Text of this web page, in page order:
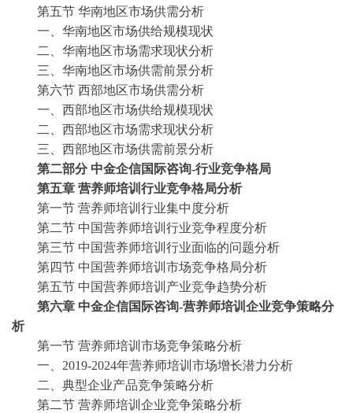
第五节 华南地区市场供需分析
一、华南地区市场供给规模现状
二、华南地区市场需求现状分析
三、华南地区市场供需前景分析
第六节 西部地区市场供需分析
一、西部地区市场供给规模现状
二、西部地区市场需求现状分析
三、西部地区市场供需前景分析
第二部分 中金企信国际咨询-行业竞争格局
第五章 营养师培训行业竞争格局分析
第一节 营养师培训行业集中度分析
第二节 中国营养师培训行业竞争程度分析
第三节 中国营养师培训行业面临的问题分析
第四节 中国营养师培训市场竞争格局分析
第五节 中国营养师培训产业竞争趋势分析
第六章 中金企信国际咨询-营养师培训企业竞争策略分
析
第一节 营养师培训市场竞争策略分析
一、 2019-2024年营养师培训市场增长潜力分析
二、典型企业产品竞争策略分析
第二节 营养师培训企业竞争策略分析